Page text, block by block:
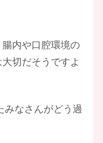
内や口腔環境の
切だそうですよ
みなさんがどう過